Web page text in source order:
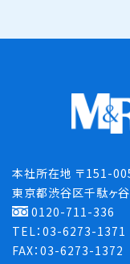
本社所在地 〒151-
東京都渋谷区千駄ヶ
0120-711-336
TEL：03-6273-1371
FAX：03-6273-1372